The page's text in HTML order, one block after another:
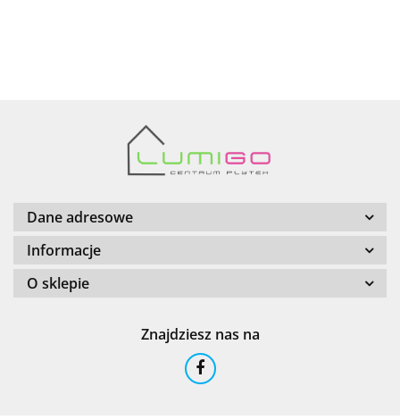
Barwolf
Dane adresowe
Informacje
O sklepie
Znajdziesz nas na